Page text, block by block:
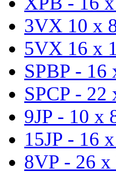
3VX 10 x
5VX 16 x
SPBP - 16
SPCP - 22
9JP - 10 x
15JP - 16
8VP - 26 x